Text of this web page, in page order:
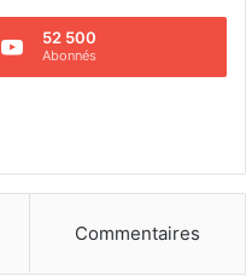
52 500
Abonnés
Commentaires